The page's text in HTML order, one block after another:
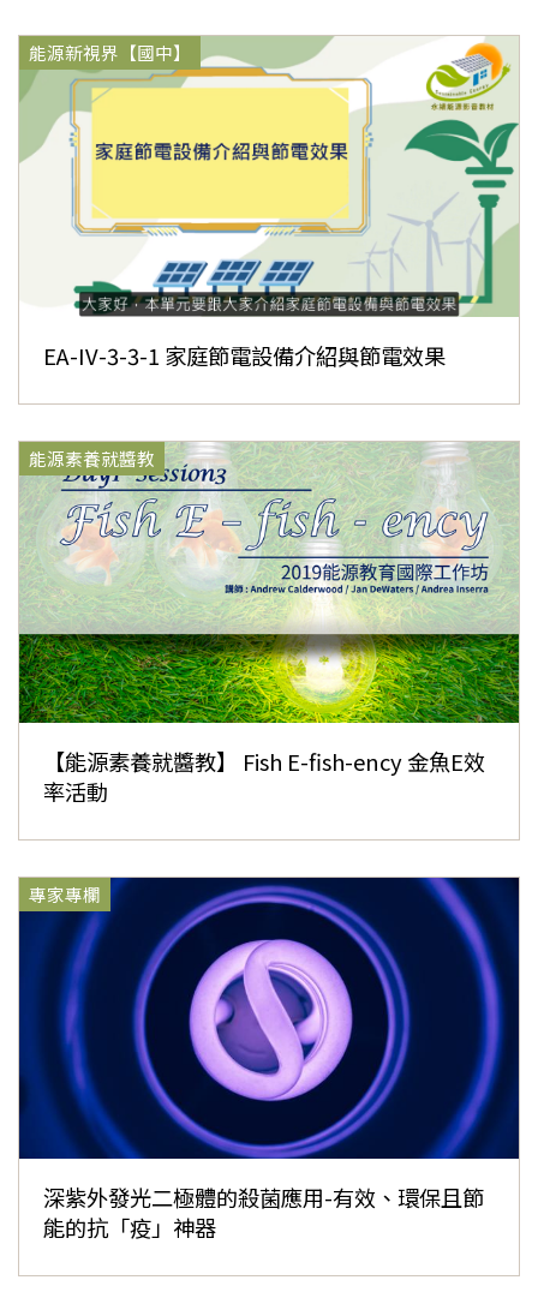
能源新視界【國中】
EA-IV-3-3-1 家庭節電設備介紹與節電效果
能源素養就醬教
【能源素養就醬教】 Fish E-fish-ency 金魚E效
率活動
專家專欄
深紫外發光二極體的殺菌應用-有效、環保且節
能的抗「疫」神器